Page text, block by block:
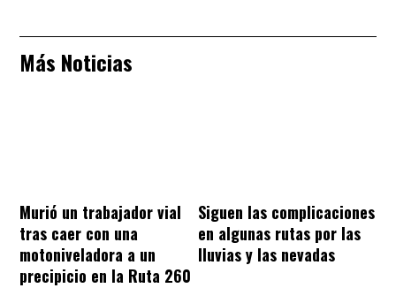
Más Noticias
Murió un trabajador vial
tras caer con una
motoniveladora a un
precipicio en la Ruta 260
Siguen las complicaciones
en algunas rutas por las
lluvias y las nevadas